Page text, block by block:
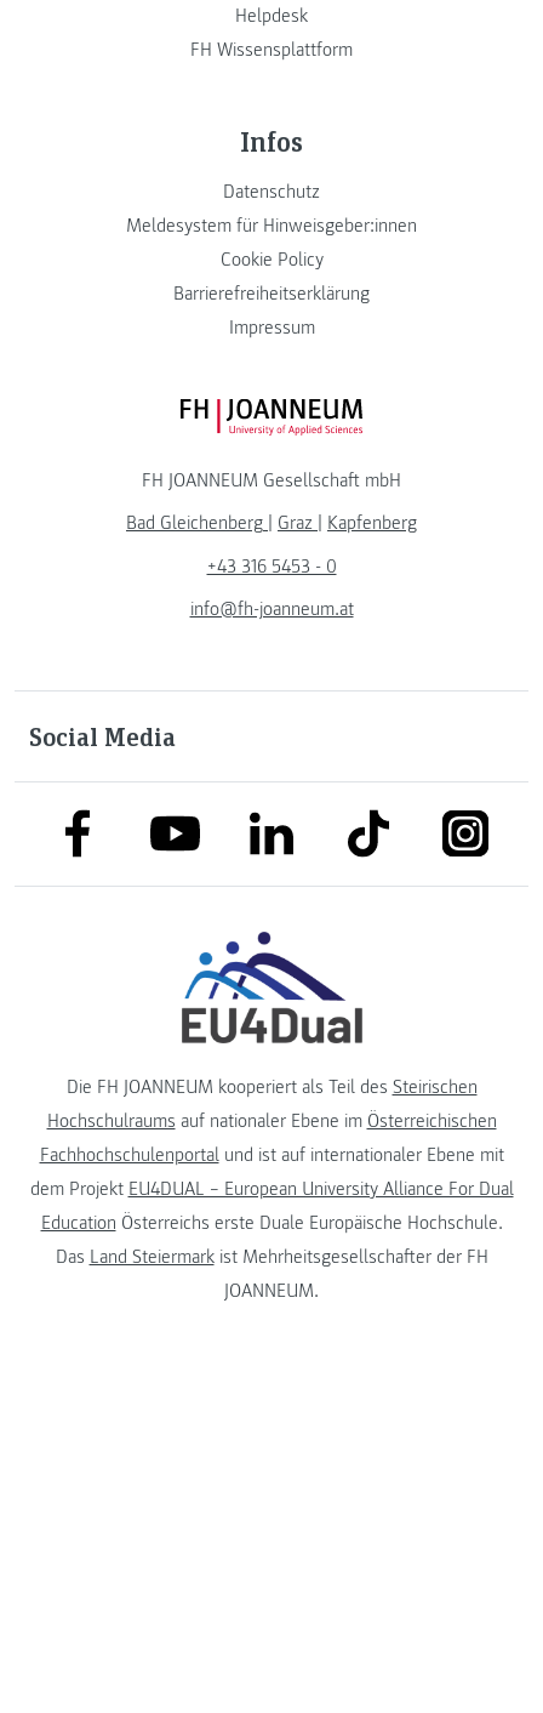
Helpdesk
FH Wissensplattform
Infos
Datenschutz
Meldesystem für Hinweisgeber:innen
Cookie Policy
Barrierefreiheitserklärung
Impressum
FH JOANNEUM Logo
FH JOANNEUM Gesellschaft mbH
Bad Gleichenberg
Graz
Kapfenberg
+43 316 5453 - 0
info@fh-joanneum.at
Social Media
link to facebooklink to youtubelink to linkedinlink to tiktok
Die FH JOANNEUM kooperiert als Teil des Steirischen
Hochschulraums auf nationaler Ebene im Österreichischen
Fachhochschulenportalund ist auf internationaler Ebene mit
dem Projekt EU4DUAL – European University Alliance For Dual
Education Österreichs erste Duale Europäische Hochschule.
Das Land Steiermarkist Mehrheitsgesellschafter der FH
JOANNEUM.